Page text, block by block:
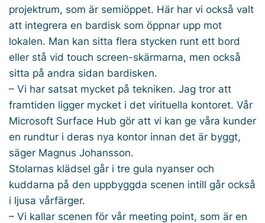
projektrum, som är semiöppet. Här har vi också valt
att integrera en bardisk som öppnar upp mot
lokalen. Man kan sitta flera stycken runt ett bord
eller stå vid touch screen-skärmarna, men också
sitta på andra sidan bardisken.
– Vi har satsat mycket på tekniken. Jag tror att
framtiden ligger mycket i det virituella kontoret. Vår
Microsoft Surface Hub gör att vi kan ge våra kunder
en rundtur i deras nya kontor innan det är byggt,
säger Magnus Johansson.
Stolarnas klädsel går i tre gula nyanser och
kuddarna på den uppbyggda scenen intill går också
i ljusa vårfärger.
– Vi kallar scenen för vår meeting point, som är en